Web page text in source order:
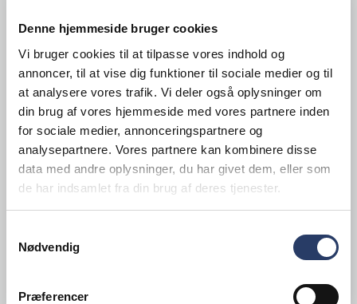
Denne hjemmeside bruger cookies
Vi bruger cookies til at tilpasse vores indhold og
annoncer, til at vise dig funktioner til sociale medier og til
at analysere vores trafik. Vi deler også oplysninger om
din brug af vores hjemmeside med vores partnere inden
for sociale medier, annonceringspartnere og
analysepartnere. Vores partnere kan kombinere disse
data med andre oplysninger, du har givet dem, eller som
de har indsamlet fra din brug af deres tjenester.
Nødvendig
Præferencer
GLAS